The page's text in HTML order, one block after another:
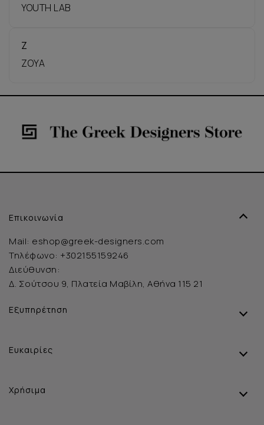
YOUTH LAB
Z
ZOYA
Επικοινωνία
Mail: eshop@greek-designers.com
Τηλέφωνο: +302155159246
Διεύθυνση:
Δ. Σούτσου 9, Πλατεία Μαβίλη, Αθήνα 115 21
Εξυπηρέτηση
Ευκαιρίες
Χρήσιμα